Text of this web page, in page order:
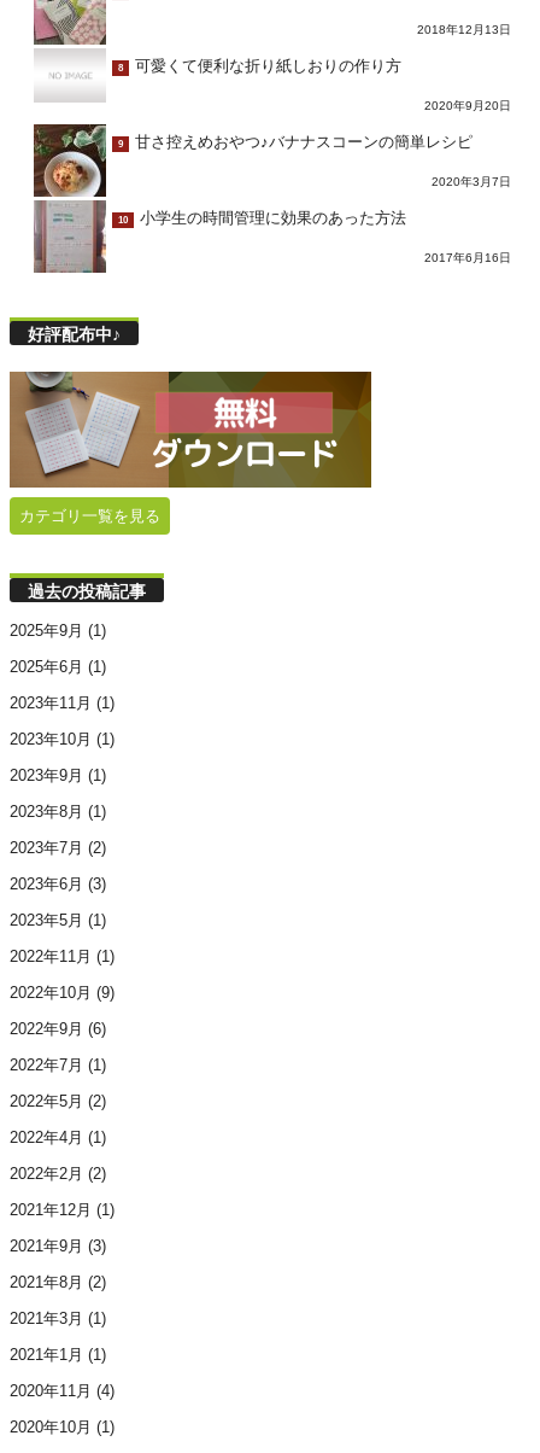
2018年12月13日
8 可愛くて便利な折り紙しおりの作り方
2020年9月20日
9 甘さ控えめおやつ♪バナナスコーンの簡単レシピ
2020年3月7日
10 小学生の時間管理に効果のあった方法
2017年6月16日
好評配布中♪
カテゴリ一覧を見る
過去の投稿記事
2025年9月 (1)
2025年6月 (1)
2023年11月 (1)
2023年10月 (1)
2023年9月 (1)
2023年8月 (1)
2023年7月 (2)
2023年6月 (3)
2023年5月 (1)
2022年11月 (1)
2022年10月 (9)
2022年9月 (6)
2022年7月 (1)
2022年5月 (2)
2022年4月 (1)
2022年2月 (2)
2021年12月 (1)
2021年9月 (3)
2021年8月 (2)
2021年3月 (1)
2021年1月 (1)
2020年11月 (4)
2020年10月 (1)